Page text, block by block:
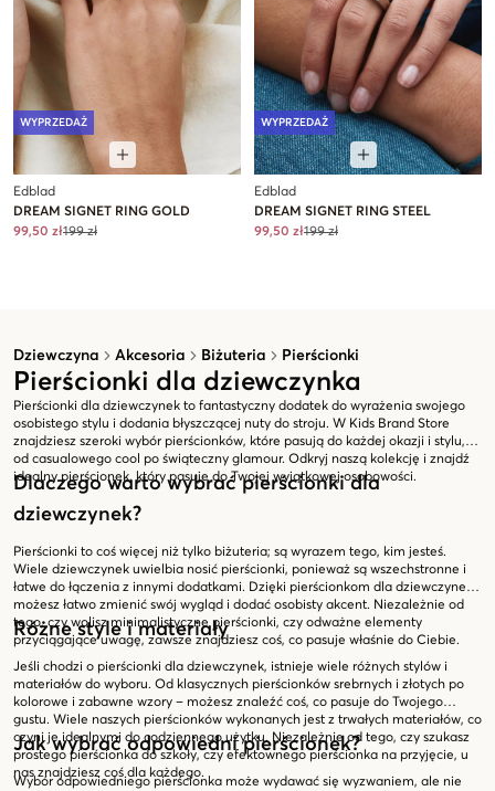
Dziewczyna Akcesoria Biżuteria Pierścionki
Pierścionki dla dziewczynka
Pierścionki dla dziewczynek to fantastyczny dodatek do wyrażenia swojego
osobistego stylu i dodania błyszczącej nuty do stroju. W Kids Brand Store
znajdziesz szeroki wybór pierścionków, które pasują do każdej okazji i stylu,
od casualowego cool po świąteczny glamour. Odkryj naszą kolekcję i znajdź
idealny pierścionek, który pasuje do Twojej wyjątkowej osobowości.
Dlaczego warto wybrać pierścionki dla
dziewczynek?
Pierścionki to coś więcej niż tylko biżuteria; są wyrazem tego, kim jesteś.
Wiele dziewczynek uwielbia nosić pierścionki, ponieważ są wszechstronne i
łatwe do łączenia z innymi dodatkami. Dzięki pierścionkom dla dziewczynek
możesz łatwo zmienić swój wygląd i dodać osobisty akcent. Niezależnie od
tego, czy wolisz minimalistyczne pierścionki, czy odważne elementy
przyciągające uwagę, zawsze znajdziesz coś, co pasuje właśnie do Ciebie.
Różne style i materiały
Jeśli chodzi o pierścionki dla dziewczynek, istnieje wiele różnych stylów i
materiałów do wyboru. Od klasycznych pierścionków srebrnych i złotych po
kolorowe i zabawne wzory – możesz znaleźć coś, co pasuje do Twojego
gustu. Wiele naszych pierścionków wykonanych jest z trwałych materiałów, co
czyni je idealnymi do codziennego użytku. Niezależnie od tego, czy szukasz
prostego pierścionka do szkoły, czy efektownego pierścionka na przyjęcie, u
nas znajdziesz coś dla każdego.
Jak wybrać odpowiedni pierścionek?
Wybór odpowiedniego pierścionka może wydawać się wyzwaniem, ale nie
WYPRZEDAŻ
Edblad
DREAM SIGNET RING GOLD
99,50 zł199 zł
WYPRZEDAŻ
Edblad
DREAM SIGNET RING STEEL
99,50 zł199 zł